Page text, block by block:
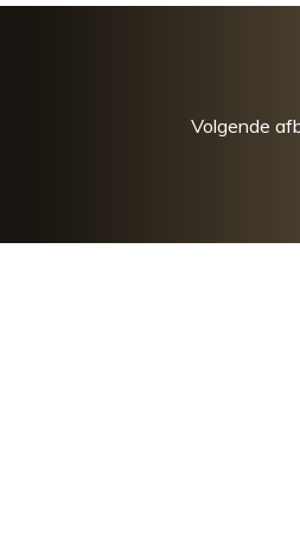
Volgende